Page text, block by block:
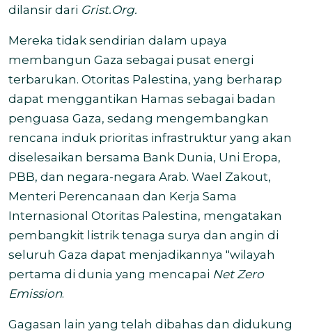
dilansir dari Grist.Org.
Mereka tidak sendirian dalam upaya
membangun Gaza sebagai pusat energi
terbarukan. Otoritas Palestina, yang berharap
dapat menggantikan Hamas sebagai badan
penguasa Gaza, sedang mengembangkan
rencana induk prioritas infrastruktur yang akan
diselesaikan bersama Bank Dunia, Uni Eropa,
PBB, dan negara-negara Arab. Wael Zakout,
Menteri Perencanaan dan Kerja Sama
Internasional Otoritas Palestina, mengatakan
pembangkit listrik tenaga surya dan angin di
seluruh Gaza dapat menjadikannya "wilayah
pertama di dunia yang mencapai Net Zero
Emission.
Gagasan lain yang telah dibahas dan didukung